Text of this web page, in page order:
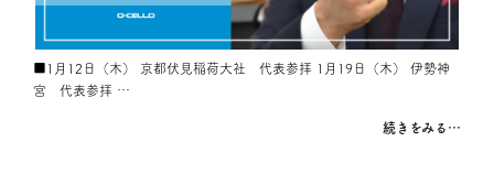
■1月12日（木） 京都伏見稲荷大社 代表参拝 1月19日（木） 伊勢神
宮 代表参拝 …
続きをみる…